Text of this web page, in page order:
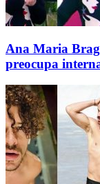
Ana Maria
preocupa